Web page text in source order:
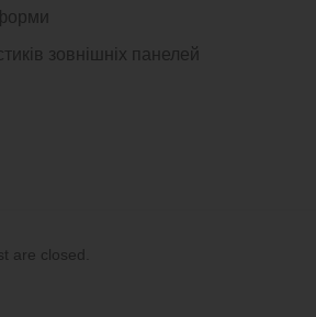
зовнішніх панелей
are closed.